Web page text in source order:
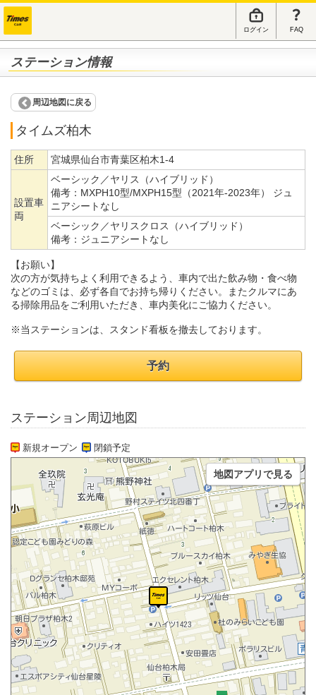
ログイン FAQ
ステーション情報
周辺地図に戻る
タイムズ柏木
住所 宮城県仙台市青葉区柏木1-4
設置車
両
ベーシック／ヤリス（ハイブリッド）
備考： MXPH10型/MXPH15型（2021年-2023年） ジュ
ニアシートなし
ベーシック／ヤリスクロス（ハイブリッド）
備考： ジュニアシートなし
【お願い】
次の方が気持ちよく利用できるよう、車内で出た飲み物・食べ物
などのゴミは、必ず各自でお持ち帰りください。またクルマにあ
る掃除用品をご利用いただき、車内美化にご協力ください。
※当ステーションは、スタンド看板を撤去しております。
予約
ステーション周辺地図
新規オープン 閉鎖予定
地図アプリで見る